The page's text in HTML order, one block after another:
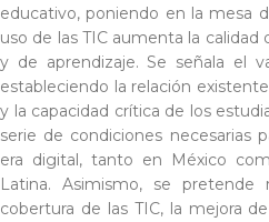
educativo, poniendo en la mesa
uso de las TIC aumenta la calidad
y de aprendizaje. Se señala el
estableciendo la relación
y la capacidad crítica de los
serie de condiciones necesarias
era digital, tanto en México
Latina. Asimismo, se
cobertura de las TIC, la mejora